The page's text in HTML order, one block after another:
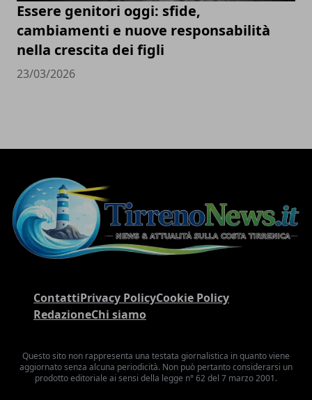
Essere genitori oggi: sfide,
cambiamenti e nuove responsabilità
nella crescita dei figli
23/03/2026
ContattiPrivacy PolicyCookie Policy
RedazioneChi siamo
Questo sito non rappresenta una testata giornalistica in quanto viene
aggiornato senza alcuna periodicità. Non può pertanto considerarsi un
prodotto editoriale ai sensi della legge n° 62 del 7 marzo 2001.